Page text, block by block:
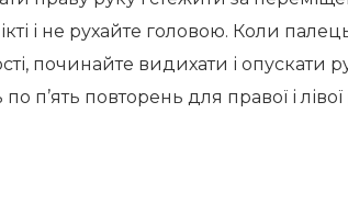
і не рухайте головою. Коли
починайте видихати і опускати
п’ять повторень для правої і